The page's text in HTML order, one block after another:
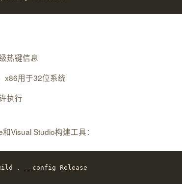
热键信息
x86用于32位系统
执行
Visual Studio构建工具：
. --config Release